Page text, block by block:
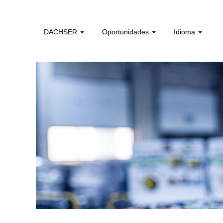
DACHSER Oportunidades Idioma